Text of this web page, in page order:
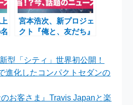
宮本浩次、新プロジェ
クト『俺と、友だち』
ray+CD+フォトブッ
クで下北沢SHELTER
型「シティ」世界初公開！
進化したコンパクトセダンの
お客さま』Travis Japanと楽